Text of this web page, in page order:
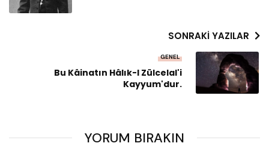
SONRAKI YAZILAR
GENEL
Bu Kâinatın Hâlık-I Zülcelal'i
Kayyum'dur.
YORUM BIRAKIN